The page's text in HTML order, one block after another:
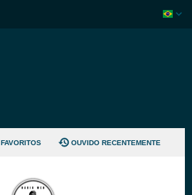
FAVORITOS OUVIDO RECENTEMENTE